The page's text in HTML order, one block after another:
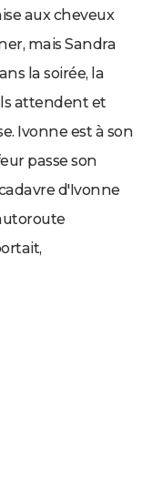
aux cheveux
mais Sandra
la soirée, la
attendent et
Ivonne est à son
passe son
d'Ivonne